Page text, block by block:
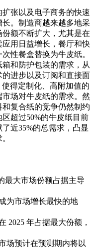
张以及电子商务的快速
。制造商越来越多地采
额不断扩大，尤其是在
用日益增长，餐厅和快
性餐盒替换为牛皮纸。
和防护包装的需求，从
进步以及订阅和直接面
得定制化、高附加值的
场对牛皮纸的需求。然
复合纸的竞争仍然制约
超过50%的牛皮纸目前
近35%的总需求，凸显
最大市场份额占据主导
为市场增长最快的地
2025 年占据最大份额，
场预计在预测期内将以